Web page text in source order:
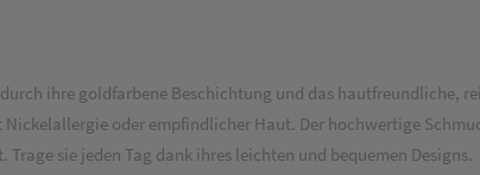
ihre goldfarbene Beschichtung und das hautfreundliche,
oder empfindlicher Haut. Der hochwertige
sie jeden Tag dank ihres leichten und bequemen Designs.